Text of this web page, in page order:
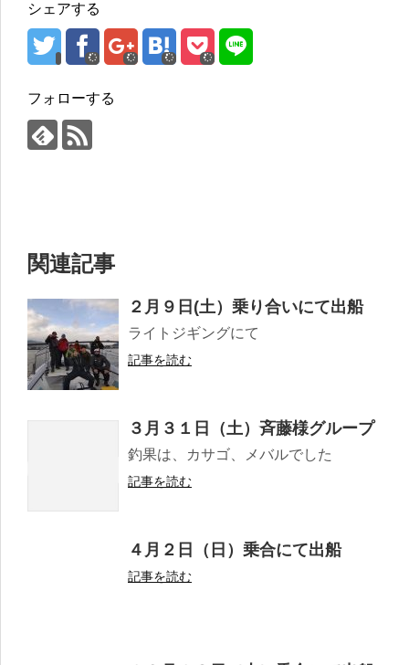
シェアする
フォローする
関連記事
２月９日(土）乗り合いにて出船
ライトジギングにて
記事を読む
３月３１日（土）斉藤様グループ
釣果は、カサゴ、メバルでした
記事を読む
４月２日（日）乗合にて出船
記事を読む